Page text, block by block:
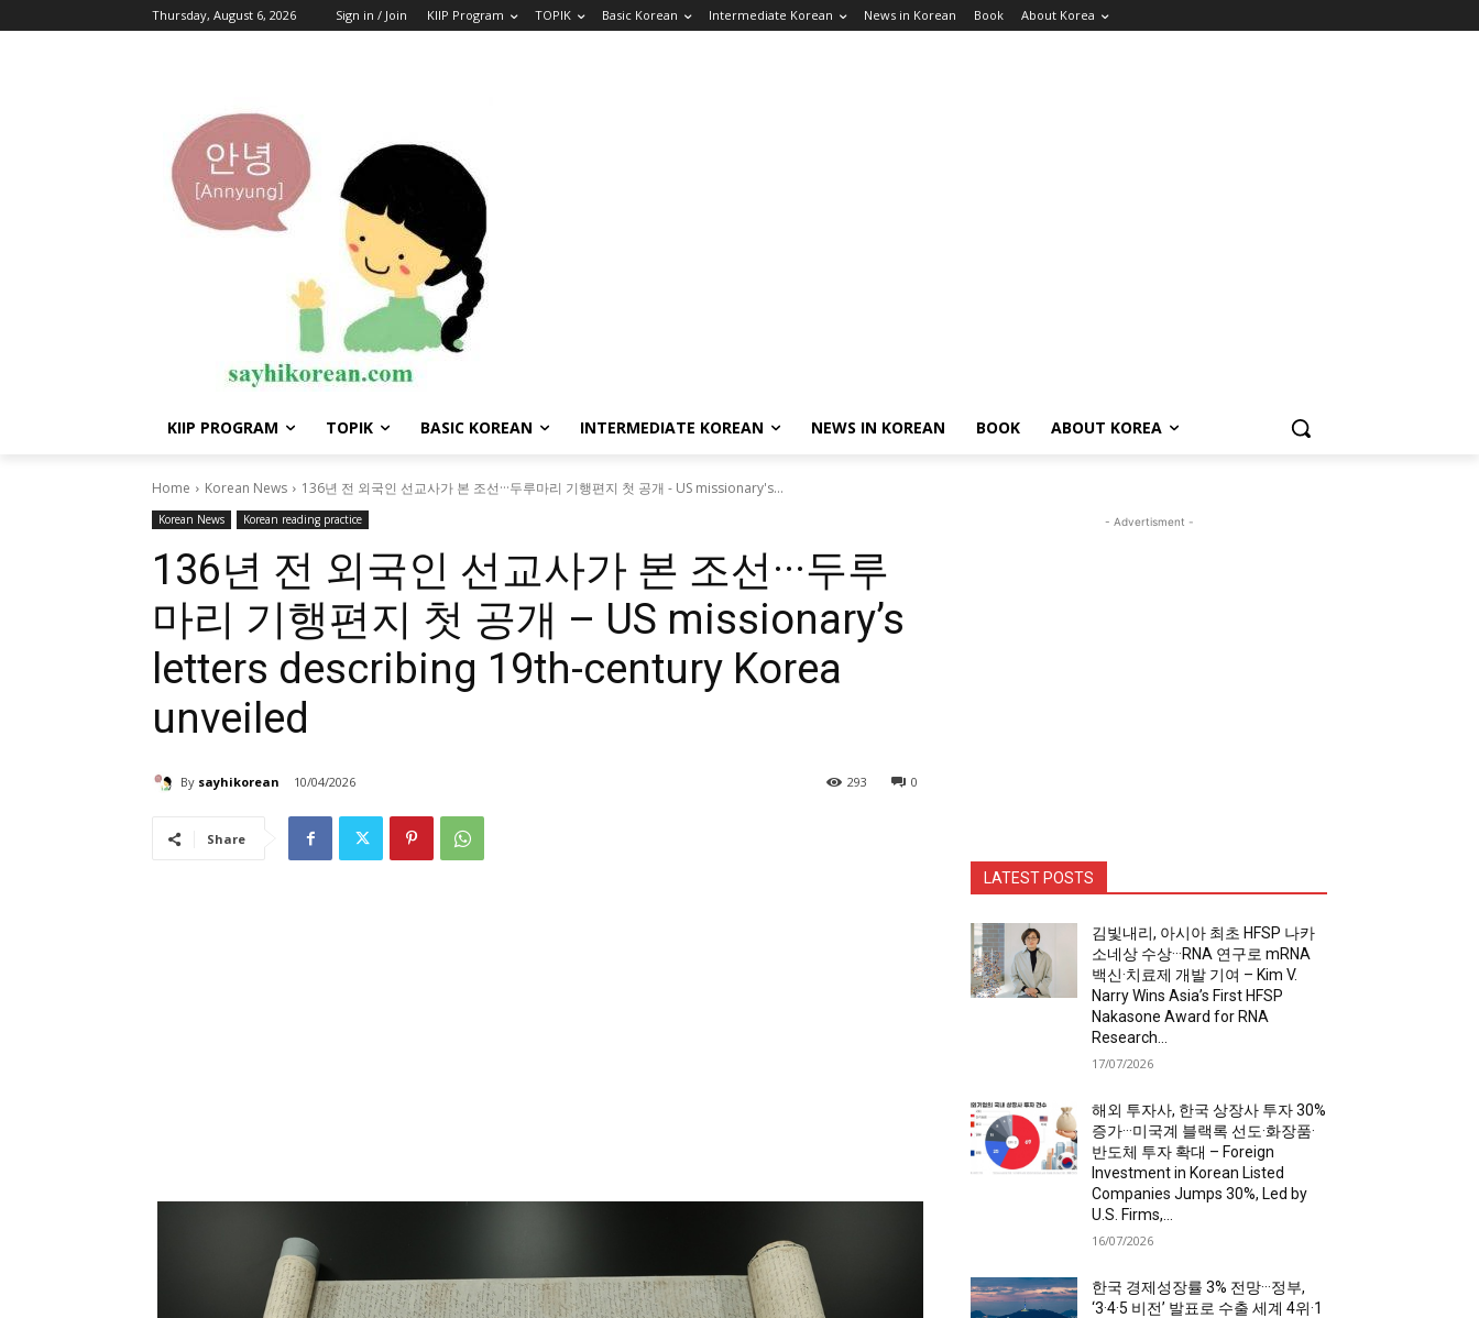
Thursday, August 6, 2026 Sign in / Join KIIP Program TOPIK Basic Korean Intermediate Korean News in Korean Book About Korea
KIIP PROGRAM TOPIK BASIC KOREAN INTERMEDIATE KOREAN NEWS IN KOREAN BOOK ABOUT KOREA
Home Korean News 136년 전 외국인 선교사가 본 조선···두루마리 기행편지 첫 공개 - US missionary's...
Korean News Korean reading practice
136년 전 외국인 선교사가 본 조선···두루
마리 기행편지 첫 공개 – US missionary’s
letters describing 19th-century Korea
unveiled
By sayhikorean 10/04/2026 0
293
Share
- Advertisment -
LATEST POSTS
김빛내리, 아시아 최초 HFSP 나카
소네상 수상···RNA 연구로 mRNA
백신·치료제 개발 기여 – Kim V.
Narry Wins Asia’s First HFSP
Nakasone Award for RNA
Research...
17/07/2026
해외 투자사, 한국 상장사 투자 30%
증가···미국계 블랙록 선도·화장품·
반도체 투자 확대 – Foreign
Investment in Korean Listed
Companies Jumps 30%, Led by
U.S. Firms,...
16/07/2026
한국 경제성장률 3% 전망···정부,
‘3·4·5 비전’ 발표로 수출 세계 4위·1